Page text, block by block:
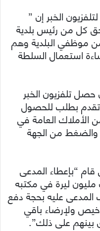
الخبر إن ”
كل من رئيس بلدية
موظفي البلدية وهم
استعمال السلطة
تلفزيون الخبر
بطلب للحصول
الأملاك العامة في
والضغط من الجهة
“بإعطاء المدعى
ليرة في مكتبه
المدعى عليه بحجة دفع
ولإرضاء باقي
بينهم على ذلك”.